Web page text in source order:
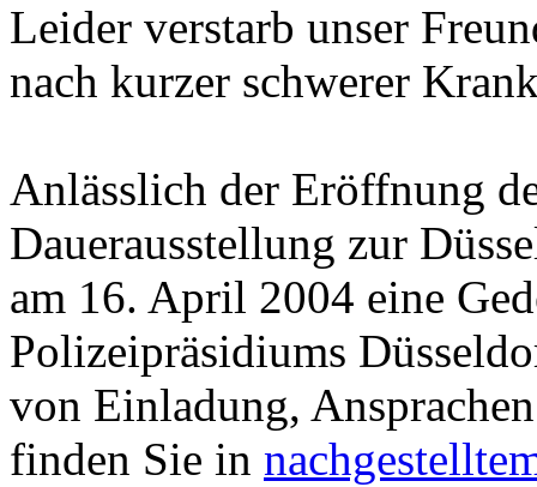
Leider verstarb unser
nach kurzer schwerer
Anlässlich der Eröffnung
Dauerausstellung zur
am 16. April 2004 eine
Polizeipräsidiums
von Einladung,
finden Sie in